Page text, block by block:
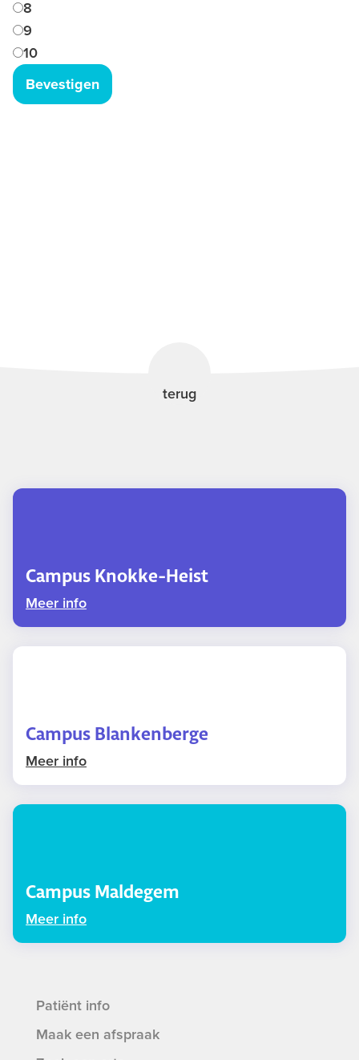
8
9
10
Bevestigen
terug
Campus Knokke-Heist
Meer info
Campus Blankenberge
Meer info
Campus Maldegem
Meer info
Patiënt info
Maak een afspraak